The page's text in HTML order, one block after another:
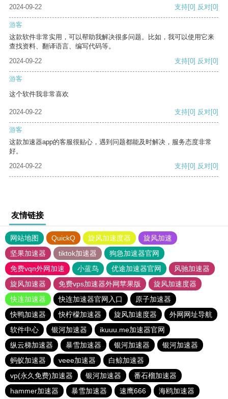
2024-09-22 支持[0] 反对[0]
游客
这款软件非常实用，可以帮助我解决很多问题。比如，我可以使用它来
查找资料、翻译语言、编写代码等。
2024-09-22
支持[0] 反对[0]
游客
这个软件我非常喜欢
2024-09-22 支持[0] 反对[0]
游客
这款加速器app的客服很贴心，遇到问题都能及时解决，服务态度非常
好。
2024-09-22
支持[0] 反对[0]
友情链接
网站地图 QuickQ 旋风加速度器
旋风加速
坚果加速器
tiktok加速器
狗急加速器官网
免费vqn外网加速
小蓝鸟 优途加速器官网
风驰加速器
旋风加速器
免费vps加速器外网苹果版
旋风加速度器
快连加速器
快连加速器官网入口
原子加速器
快鸭加速器
快柠檬加速器 旋风加速度器
外网网址导航
软件中心
银河加速器
ikuuu.me加速器官网
纵云梯加速器
暴雪加速器 银河加速器
银河加速器
蚂蚁加速器
veee加速器
白鲸加速器
vp(永久免费)加速器
银河加速器
番石榴加速器
hammer加速器
暴雪加速器 速鹰666 海鸥加速器